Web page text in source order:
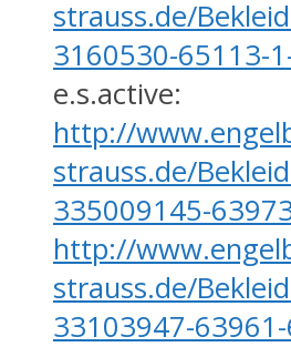
strauss.de/
3160530-65113-
e.s.active:
http://
strauss.de/
335009145-
http://
strauss.de/
33103947-